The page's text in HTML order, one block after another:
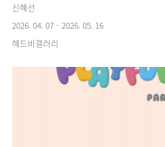
신혜선
2026. 04. 07 - 2026. 05. 16
헤드비갤러리